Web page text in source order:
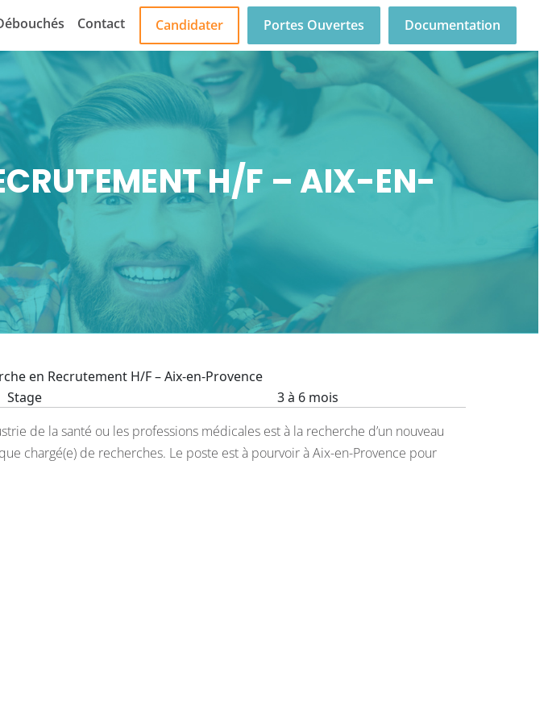
Contact Candidater Portes Ouvertes Documentation
H/F – AIX-EN-
en Recrutement H/F – Aix-en-Provence
Stage
3 à 6 mois
de la santé ou les professions médicales est à la recherche d’un nouveau
chargé(e) de recherches. Le poste est à pourvoir à Aix-en-Provence pour